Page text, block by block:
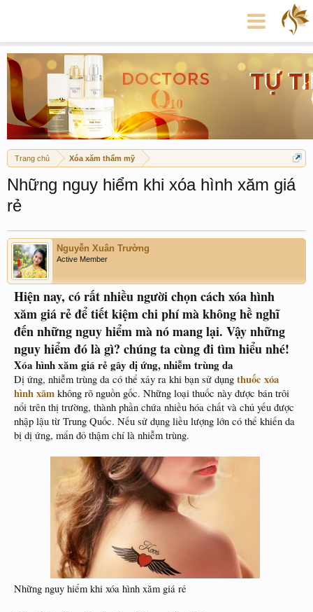
Trang chủ Xóa xăm thẩm mỹ
Những nguy hiểm khi xóa hình xăm giá
rẻ
Nguyễn Xuân Trường
Active Member
Hiện nay, có rất nhiều người chọn cách xóa hình
xăm giá rẻ để tiết kiệm chi phí mà không hề nghĩ
đến những nguy hiểm mà nó mang lại. Vậy những
nguy hiểm đó là gì? chúng ta cùng đi tìm hiểu nhé!
Xóa hình xăm giá rẻ gây dị ứng, nhiễm trùng da
Dị ứng, nhiễm trùng da có thể xảy ra khi bạn sử dụng thuốc xóa
hình xăm không rõ nguồn gốc. Những loại thuốc này được bán trôi
nổi trên thị trường, thành phần chứa nhiều hóa chất và chủ yếu được
nhập lậu từ Trung Quốc. Nếu sử dụng liều lượng lớn có thể khiến da
bị dị ứng, mẩn đỏ thậm chí là nhiễm trùng.
Những nguy hiểm khi xóa hình xăm giá rẻ